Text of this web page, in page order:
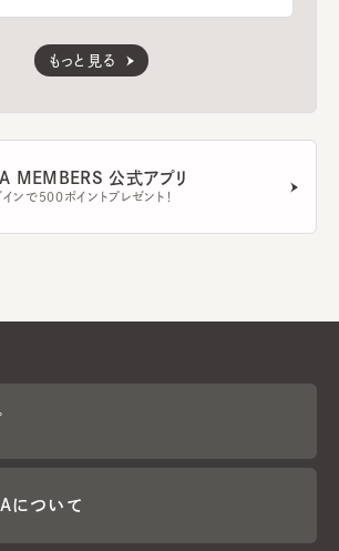
もっと見る
MEMBERS 公式アプリ
ンで500ポイントプレゼント！
について